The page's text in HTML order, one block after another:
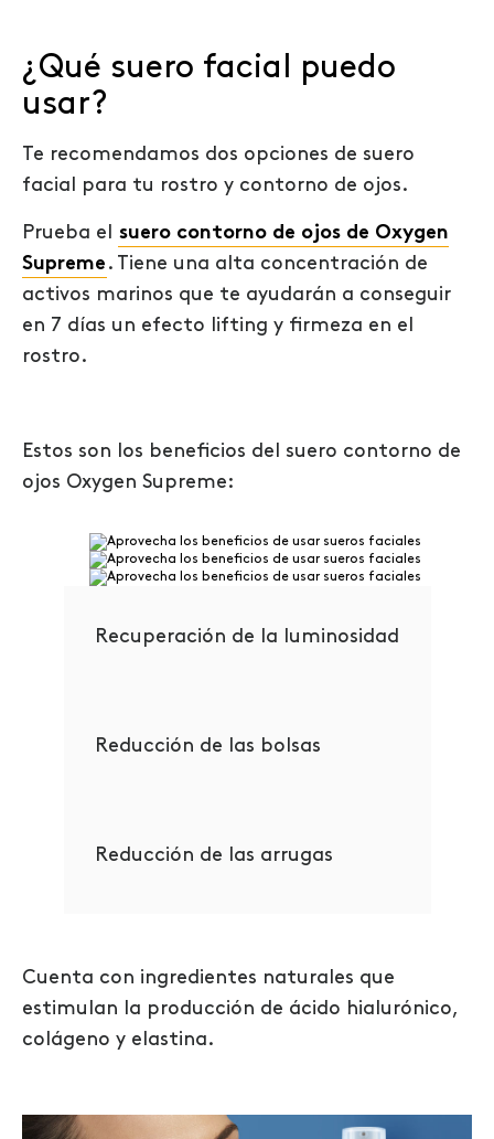
¿Qué suero facial puedo
usar?
Te recomendamos dos opciones de suero
facial para tu rostro y contorno de ojos.
Prueba el suero contorno de ojos de Oxygen
Supreme . Tiene una alta concentración de
activos marinos que te ayudarán a conseguir
en 7 días un efecto lifting y firmeza en el
rostro.
Estos son los beneficios del suero contorno de
ojos Oxygen Supreme:
Recuperación de la luminosidad
Reducción de las bolsas
Reducción de las arrugas
Cuenta con ingredientes naturales que
estimulan la producción de ácido hialurónico,
colágeno y elastina.